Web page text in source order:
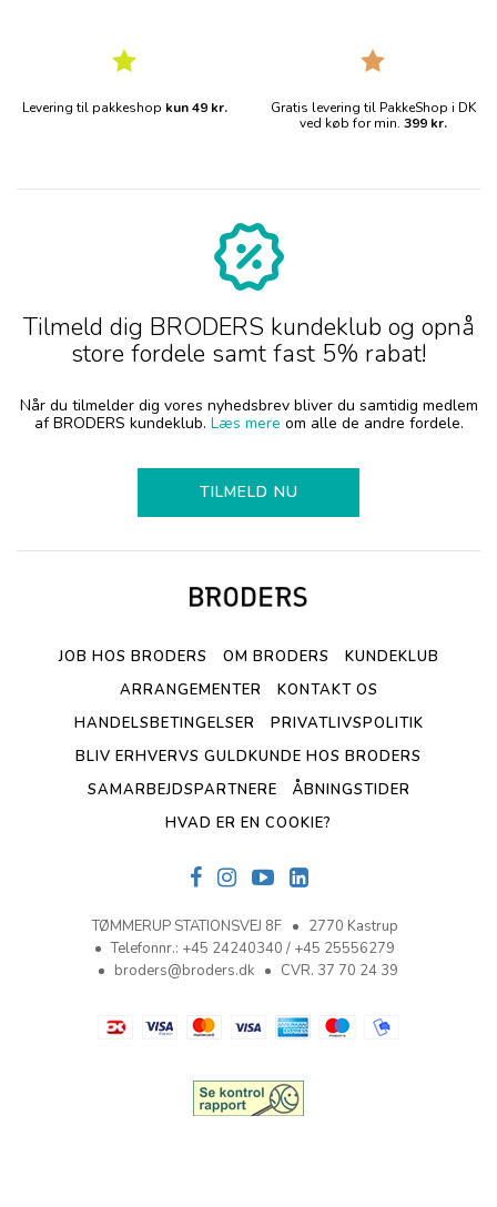
Levering til pakkeshop kun 49 kr.
Gratis levering til PakkeShop i DK
ved køb for min. 399 kr.
Tilmeld dig BRODERS kundeklub og opnå
store fordele samt fast 5% rabat!
Når du tilmelder dig vores nyhedsbrev bliver du samtidig medlem
af BRODERS kundeklub. Læs mere om alle de andre fordele.
TILMELD NU
JOB HOS BRODERS OM BRODERS
KUNDEKLUB
ARRANGEMENTER
KONTAKT OS
HANDELSBETINGELSER
PRIVATLIVSPOLITIK
BLIV ERHVERVS GULDKUNDE HOS BRODERS
SAMARBEJDSPARTNERE
ÅBNINGSTIDER
HVAD ER EN COOKIE?
TØMMERUP STATIONSVEJ 8F
2770 Kastrup
Telefonnr.: +45 24240340 / +45 25556279
broders@broders.dk
CVR. 37 70 24 39